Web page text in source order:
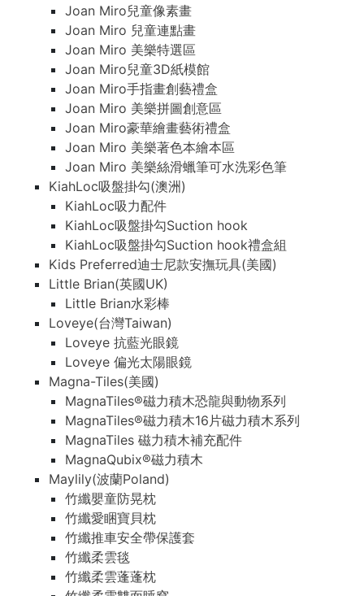
Joan Miro兒童像素畫
Joan Miro 兒童連點畫
Joan Miro 美樂特選區
Joan Miro兒童3D紙模館
Joan Miro手指畫創藝禮盒
Joan Miro 美樂拼圖創意區
Joan Miro豪華繪畫藝術禮盒
Joan Miro 美樂著色本繪本區
Joan Miro 美樂絲滑蠟筆可水洗彩色筆
KiahLoc吸盤掛勾(澳洲)
KiahLoc吸力配件
KiahLoc吸盤掛勾Suction hook
KiahLoc吸盤掛勾Suction hook禮盒組
Kids Preferred迪士尼款安撫玩具(美國)
Little Brian(英國UK)
Little Brian水彩棒
Loveye(台灣Taiwan)
Loveye 抗藍光眼鏡
Loveye 偏光太陽眼鏡
Magna-Tiles(美國)
MagnaTiles®磁力積木恐龍與動物系列
MagnaTiles®磁力積木16片磁力積木系列
MagnaTiles 磁力積木補充配件
MagnaQubix®磁力積木
Maylily(波蘭Poland)
竹纖嬰童防晃枕
竹纖愛睏寶貝枕
竹纖推車安全帶保護套
竹纖柔雲毯
竹纖柔雲蓬蓬枕